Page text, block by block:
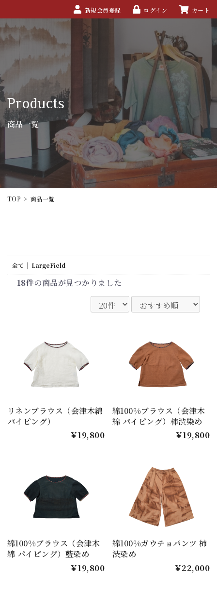
新規会員登録 ログイン カート
Products
商品一覧
TOP > 商品一覧
全て | LargeField
18件の商品が見つかりました
リネンブラウス（会津木綿
パイピング）
￥19,800
綿100%ブラウス（会津木
綿 パイピング）柿渋染め
￥19,800
綿100%ブラウス（会津木
綿 パイピング）藍染め
￥19,800
綿100%ガウチョパンツ 柿
渋染め
￥22,000